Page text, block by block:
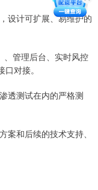
设计可扩展、易维护的
、管理后台、实时风控
对接。
透测试在内的严格测
案和后续的技术支持、